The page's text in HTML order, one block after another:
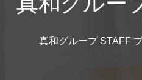
真和グループ STAFF